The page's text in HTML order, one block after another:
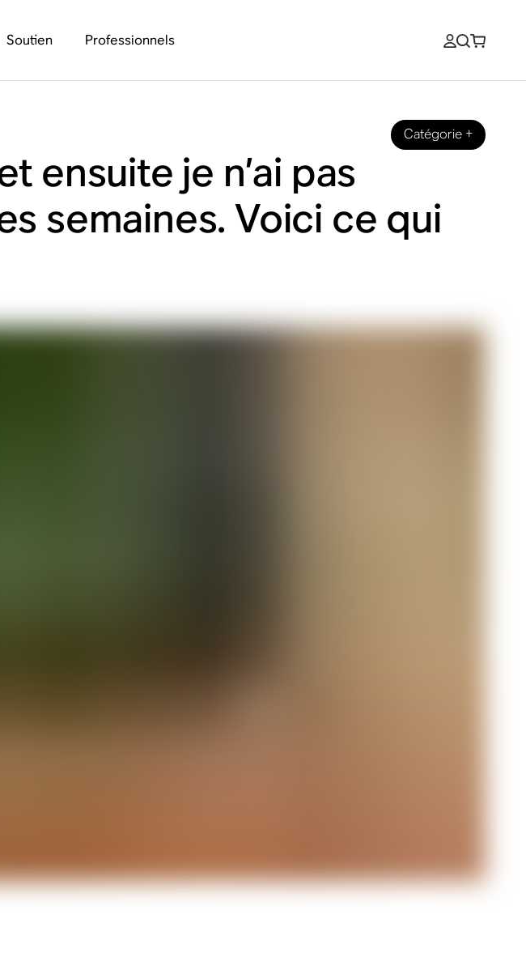
Soutien Professionnels
Catégorie +
ensuite je n’ai pas
semaines. Voici ce qui